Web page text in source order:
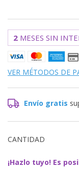
2 MESES SIN
VER MÉTODOS DE
Envío gratis
CANTIDAD
¡Hazlo tuyo! Es